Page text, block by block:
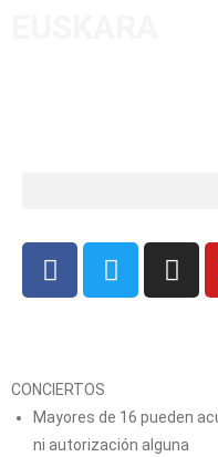
CONCIERTOS
Mayores de 16 pueden
ni autorización alguna